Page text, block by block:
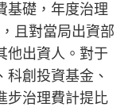
基礎，年度治理
且對當局出資部
他出資人。對于
科創投資基金、
步治理費計提比